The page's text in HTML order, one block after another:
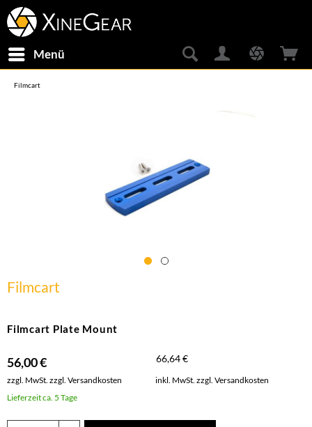
Menü
Filmcart
Filmcart
Filmcart Plate Mount
56,00 € 66,64 €
zzgl. MwSt. zzgl. Versandkosten inkl. MwSt. zzgl. Versandkosten
Lieferzeit ca. 5 Tage